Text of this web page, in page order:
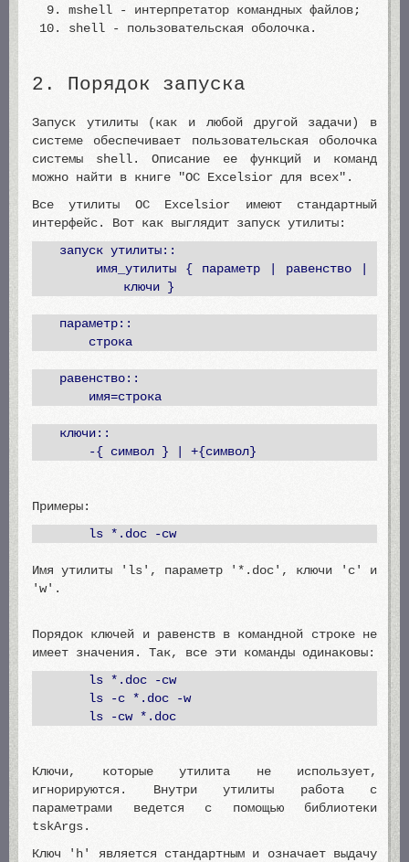
mshell - интерпретатор командных файлов;
shell - пользовательская оболочка.
2. Порядок запуска
Запуск утилиты (как и любой другой задачи) в
системе обеспечивает пользовательская оболочка
системы shell. Описание ее функций и команд
можно найти в книге "ОС Excelsior для всех".
Все утилиты ОС Excelsior имеют стандартный
интерфейс. Вот как выглядит запуск утилиты:
запуск утилиты::
имя_утилиты { параметр | равенство |
ключи }
параметр::
строка
равенство::
имя=строка
ключи::
-{ символ } | +{символ}
Примеры:
ls *.doc -cw
Имя утилиты 'ls', параметр '*.doc', ключи 'c' и
'w'.
Порядок ключей и равенств в командной строке не
имеет значения. Так, все эти команды одинаковы:
ls *.doc -cw
ls -c *.doc -w
ls -cw *.doc
Ключи, которые утилита не использует,
игнорируются. Внутри утилиты работа с
параметрами ведется с помощью библиотеки
tskArgs.
Ключ 'h' является стандартным и означает выдачу